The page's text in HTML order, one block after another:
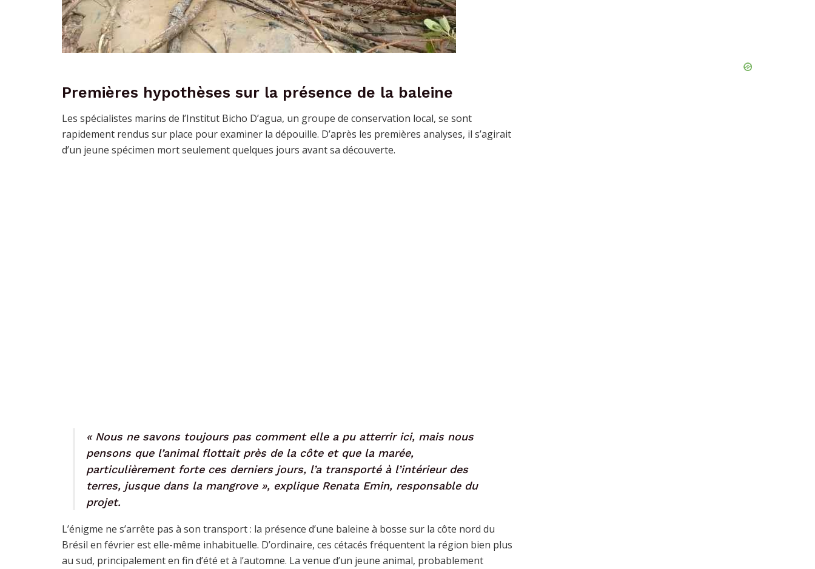
Premières hypothèses sur la présence de la baleine
Les spécialistes marins de l’Institut Bicho D’agua, un groupe de conservation local, se sont
rapidement rendus sur place pour examiner la dépouille. D’après les premières analyses, il s’agirait
d’un jeune spécimen mort seulement quelques jours avant sa découverte.
« Nous ne savons toujours pas comment elle a pu atterrir ici, mais nous
pensons que l’animal flottait près de la côte et que la marée,
particulièrement forte ces derniers jours, l’a transporté à l’intérieur des
terres, jusque dans la mangrove », explique Renata Emin, responsable du
projet.
L’énigme ne s’arrête pas à son transport : la présence d’une baleine à bosse sur la côte nord du
Brésil en février est elle-même inhabituelle. D’ordinaire, ces cétacés fréquentent la région bien plus
au sud, principalement en fin d’été et à l’automne. La venue d’un jeune animal, probablement